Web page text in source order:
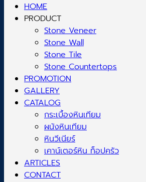
HOME
PRODUCT
Stone Veneer
Stone Wall
Stone Tile
Stone Countertops
PROMOTION
GALLERY
CATALOG
กระเบื้องหินเทียม
ผนังหินเทียม
หินวีเนียร์
เคาน์เตอร์หิน ท็อปครัว
ARTICLES
CONTACT